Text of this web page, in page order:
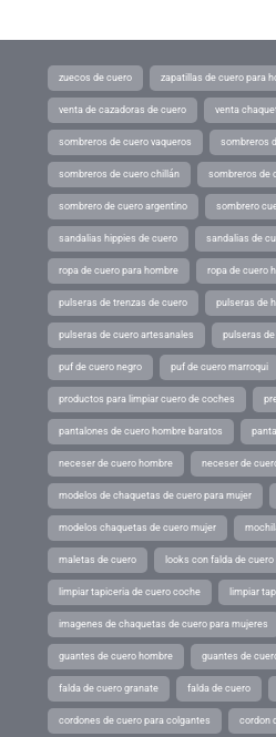
zuecos de cuero zapatillas de cuero para
venta de cazadoras de cuero venta
sombreros de cuero vaqueros sombreros
sombreros de cuero chillán sombreros de
sombrero de cuero argentino sombrero
sandalias hippies de cuero sandalias de
ropa de cuero para hombre ropa de cuero
pulseras de trenzas de cuero pulseras de
pulseras de cuero artesanales pulseras
puf de cuero negro puf de cuero marroqui
productos para limpiar cuero de coches
pantalones de cuero hombre baratos
neceser de cuero hombre neceser de
modelos de chaquetas de cuero para mujer
modelos chaquetas de cuero mujer
maletas de cuero looks con falda de cuero
limpiar tapiceria de cuero coche limpiar
imagenes de chaquetas de cuero para mujeres
guantes de cuero hombre guantes de
falda de cuero granate falda de cuero
cordones de cuero para colgantes cordon